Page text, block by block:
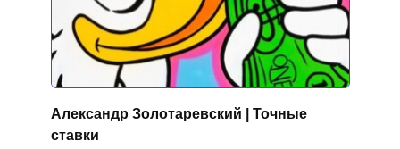
Александр Золотаревский | Точные
ставки